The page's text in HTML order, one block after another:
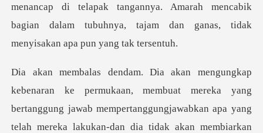
i telapak tangannya. Amarah mencabik
bagian dalam tubuhnya,
ka yang
bertanggung jawab mempertanggungjawabkan apa yang
telah mereka lakukan-dan